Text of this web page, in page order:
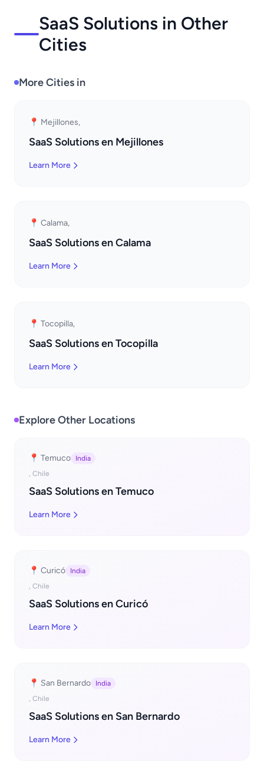
SaaS Solutions in Other
Cities
More Cities in
📍 Mejillones,
SaaS Solutions en Mejillones
Learn More
📍 Calama,
SaaS Solutions en Calama
Learn More
📍 Tocopilla,
SaaS Solutions en Tocopilla
Learn More
Explore Other Locations
📍 Temuco
India
, Chile
SaaS Solutions en Temuco
Learn More
📍 Curicó
India
, Chile
SaaS Solutions en Curicó
Learn More
📍 San Bernardo
India
, Chile
SaaS Solutions en San Bernardo
Learn More